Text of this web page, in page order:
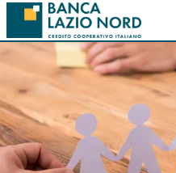
Salta al contenuto principale